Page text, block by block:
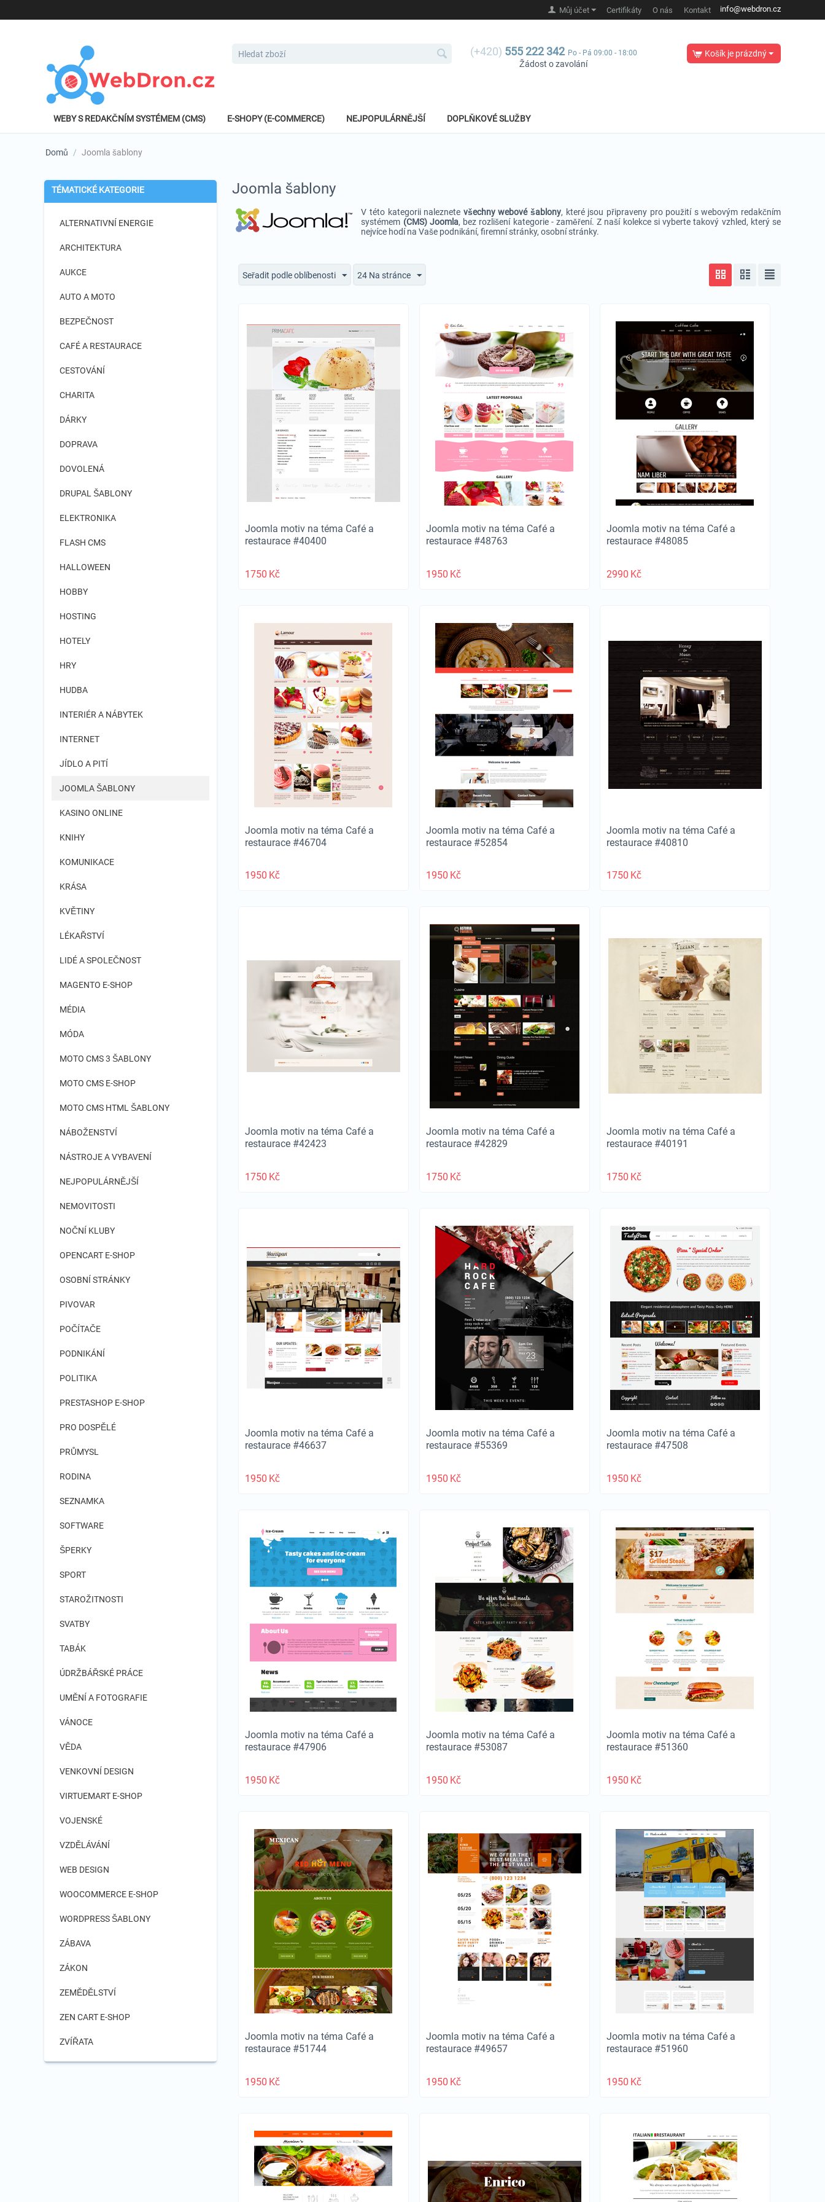
info@webdron.cz
Certifikáty O nás Kontakt
Můj účet
(+420) 555 222 342 Po - Pá 09:00 - 18:00
Žádost o zavolání
Košík je prázdný
WEBY S REDAKČNÍM SYSTÉMEM (CMS) E-SHOPY (E-COMMERCE) NEJPOPULÁRNĚJŠÍ DOPLŇKOVÉ SLUŽBY
Domů / Joomla šablony
TÉMATICKÉ KATEGORIE
ALTERNATIVNÍ ENERGIE
ARCHITEKTURA
AUKCE
AUTO A MOTO
BEZPEČNOST
CAFÉ A RESTAURACE
CESTOVÁNÍ
CHARITA
DÁRKY
DOPRAVA
DOVOLENÁ
DRUPAL ŠABLONY
ELEKTRONIKA
FLASH CMS
HALLOWEEN
HOBBY
HOSTING
HOTELY
HRY
HUDBA
INTERIÉR A NÁBYTEK
INTERNET
JÍDLO A PITÍ
JOOMLA ŠABLONY
KASINO ONLINE
KNIHY
KOMUNIKACE
KRÁSA
KVĚTINY
LÉKAŘSTVÍ
LIDÉ A SPOLEČNOST
MAGENTO E-SHOP
MÉDIA
MÓDA
MOTO CMS 3 ŠABLONY
MOTO CMS E-SHOP
MOTO CMS HTML ŠABLONY
NÁBOŽENSTVÍ
NÁSTROJE A VYBAVENÍ
NEJPOPULÁRNĚJŠÍ
NEMOVITOSTI
NOČNÍ KLUBY
OPENCART E-SHOP
OSOBNÍ STRÁNKY
PIVOVAR
POČÍTAČE
PODNIKÁNÍ
POLITIKA
PRESTASHOP E-SHOP
PRO DOSPĚLÉ
PRŮMYSL
RODINA
SEZNAMKA
SOFTWARE
ŠPERKY
SPORT
STAROŽITNOSTI
SVATBY
TABÁK
ÚDRŽBÁŘSKÉ PRÁCE
UMĚNÍ A FOTOGRAFIE
VÁNOCE
VĚDA
VENKOVNÍ DESIGN
VIRTUEMART E-SHOP
VOJENSKÉ
VZDĚLÁVÁNÍ
WEB DESIGN
WOOCOMMERCE E-SHOP
WORDPRESS ŠABLONY
ZÁBAVA
ZÁKON
ZEMĚDĚLSTVÍ
ZEN CART E-SHOP
ZVÍŘATA
Joomla šablony
V této kategorii naleznete všechny webové šablony, které jsou připraveny pro použití s webovým redakčním
systémem (CMS) Joomla, bez rozlišení kategorie - zaměření. Z naší kolekce si vyberte takový vzhled, který se
nejvíce hodí na Vaše podnikání, firemní stránky, osobní stránky.
Seřadit podle oblíbenosti 24 Na stránce
Joomla motiv na téma Café a
restaurace #40400
1750 Kč
Joomla motiv na téma Café a
restaurace #48763
1950 Kč
Joomla motiv na téma Café a
restaurace #48085
2990 Kč
Joomla motiv na téma Café a
restaurace #46704
1950 Kč
Joomla motiv na téma Café a
restaurace #52854
1950 Kč
Joomla motiv na téma Café a
restaurace #40810
1750 Kč
Joomla motiv na téma Café a
restaurace #42423
1750 Kč
Joomla motiv na téma Café a
restaurace #42829
1750 Kč
Joomla motiv na téma Café a
restaurace #40191
1750 Kč
Joomla motiv na téma Café a
restaurace #46637
1950 Kč
Joomla motiv na téma Café a
restaurace #55369
1950 Kč
Joomla motiv na téma Café a
restaurace #47508
1950 Kč
Joomla motiv na téma Café a
restaurace #47906
1950 Kč
Joomla motiv na téma Café a
restaurace #53087
1950 Kč
Joomla motiv na téma Café a
restaurace #51360
1950 Kč
Joomla motiv na téma Café a
restaurace #51744
1950 Kč
Joomla motiv na téma Café a
restaurace #49657
1950 Kč
Joomla motiv na téma Café a
restaurace #51960
1950 Kč